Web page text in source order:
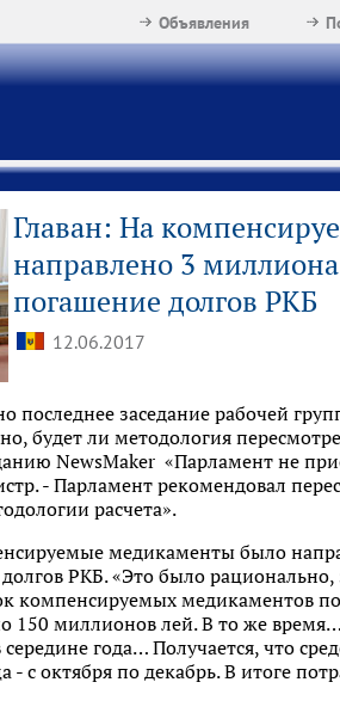
Объявления
Главан: На
направлено 3
погашение долгов РКБ
12.06.2017
последнее заседание рабочей
будет ли методология
NewsMaker «Парламент не
- Парламент рекомендовал
расчета».
медикаменты было
РКБ. «Это было рационально,
компенсируемых медикаментов
150 миллионов лей. В то же
года… Получается, что
- с октября по декабрь. В итоге